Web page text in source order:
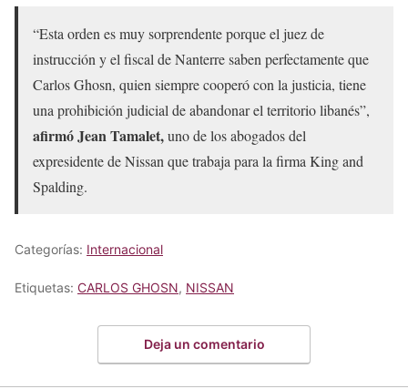
“Esta orden es muy sorprendente porque el juez de
instrucción y el fiscal de Nanterre saben perfectamente que
Carlos Ghosn, quien siempre cooperó con la justicia, tiene
una prohibición judicial de abandonar el territorio libanés”,
afirmó Jean Tamalet,uno de los abogados del
expresidente de Nissan que trabaja para la firma King and
Spalding.
Categorías: Internacional
Etiquetas: CARLOS GHOSN, NISSAN
Deja un comentario